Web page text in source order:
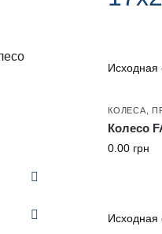
КОЛЕСА
Колесо
0.00 грн